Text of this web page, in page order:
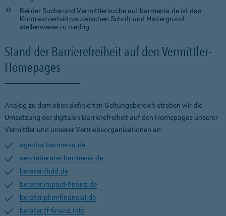
Bei der Suche und Vermittlersuche auf barmenia.de ist das
Kontrastverhältnis zwischen Schrift und Hintergrund
stellenweise zu niedrig.
Stand der Barrierefreiheit auf den Vermittler-
Homepages
Analog zu dem oben definierten Geltungsbereich streben wir die
Umsetzung der digitalen Barrierefreiheit auf den Homepages unserer
Vermittler und unserer Vertriebsorganisationen an:
agentur.barmenia.de
aerzteberater.barmenia.de
berater.fbdd.de
berater.impact-finanz.de
berater.pkm-financial.de
berater.ff-finanz.info